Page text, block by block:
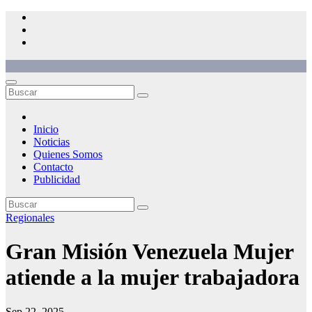
Saltar
contenido
Inicio
Noticias
Quienes Somos
Contacto
Publicidad
Regionales
Gran Misión Venezuela Mujer
atiende a la mujer trabajadora